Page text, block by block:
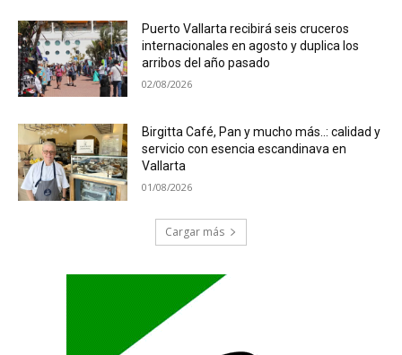
Puerto Vallarta recibirá seis cruceros
internacionales en agosto y duplica los
arribos del año pasado
02/08/2026
Birgitta Café, Pan y mucho más..: calidad y
servicio con esencia escandinava en
Vallarta
01/08/2026
Cargar más